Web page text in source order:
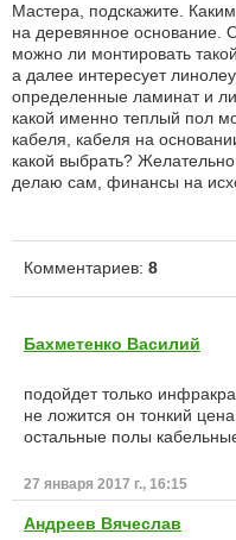
Мастера, подскажите.
на деревянное основание.
можно ли монтировать
а далее интересует
определенные ламинат и
какой именно теплый пол
кабеля, кабеля на
какой выбрать?
делаю сам, финансы на
Комментариев: 8
Бахметенко Василий
подойдет только
не ложится он тонкий
остальные полы
27 января 2017 г., 16:15
Андреев Вячеслав